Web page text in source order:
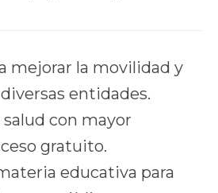
mejorar la movilidad y
entidades.
con mayor
gratuito.
educativa para